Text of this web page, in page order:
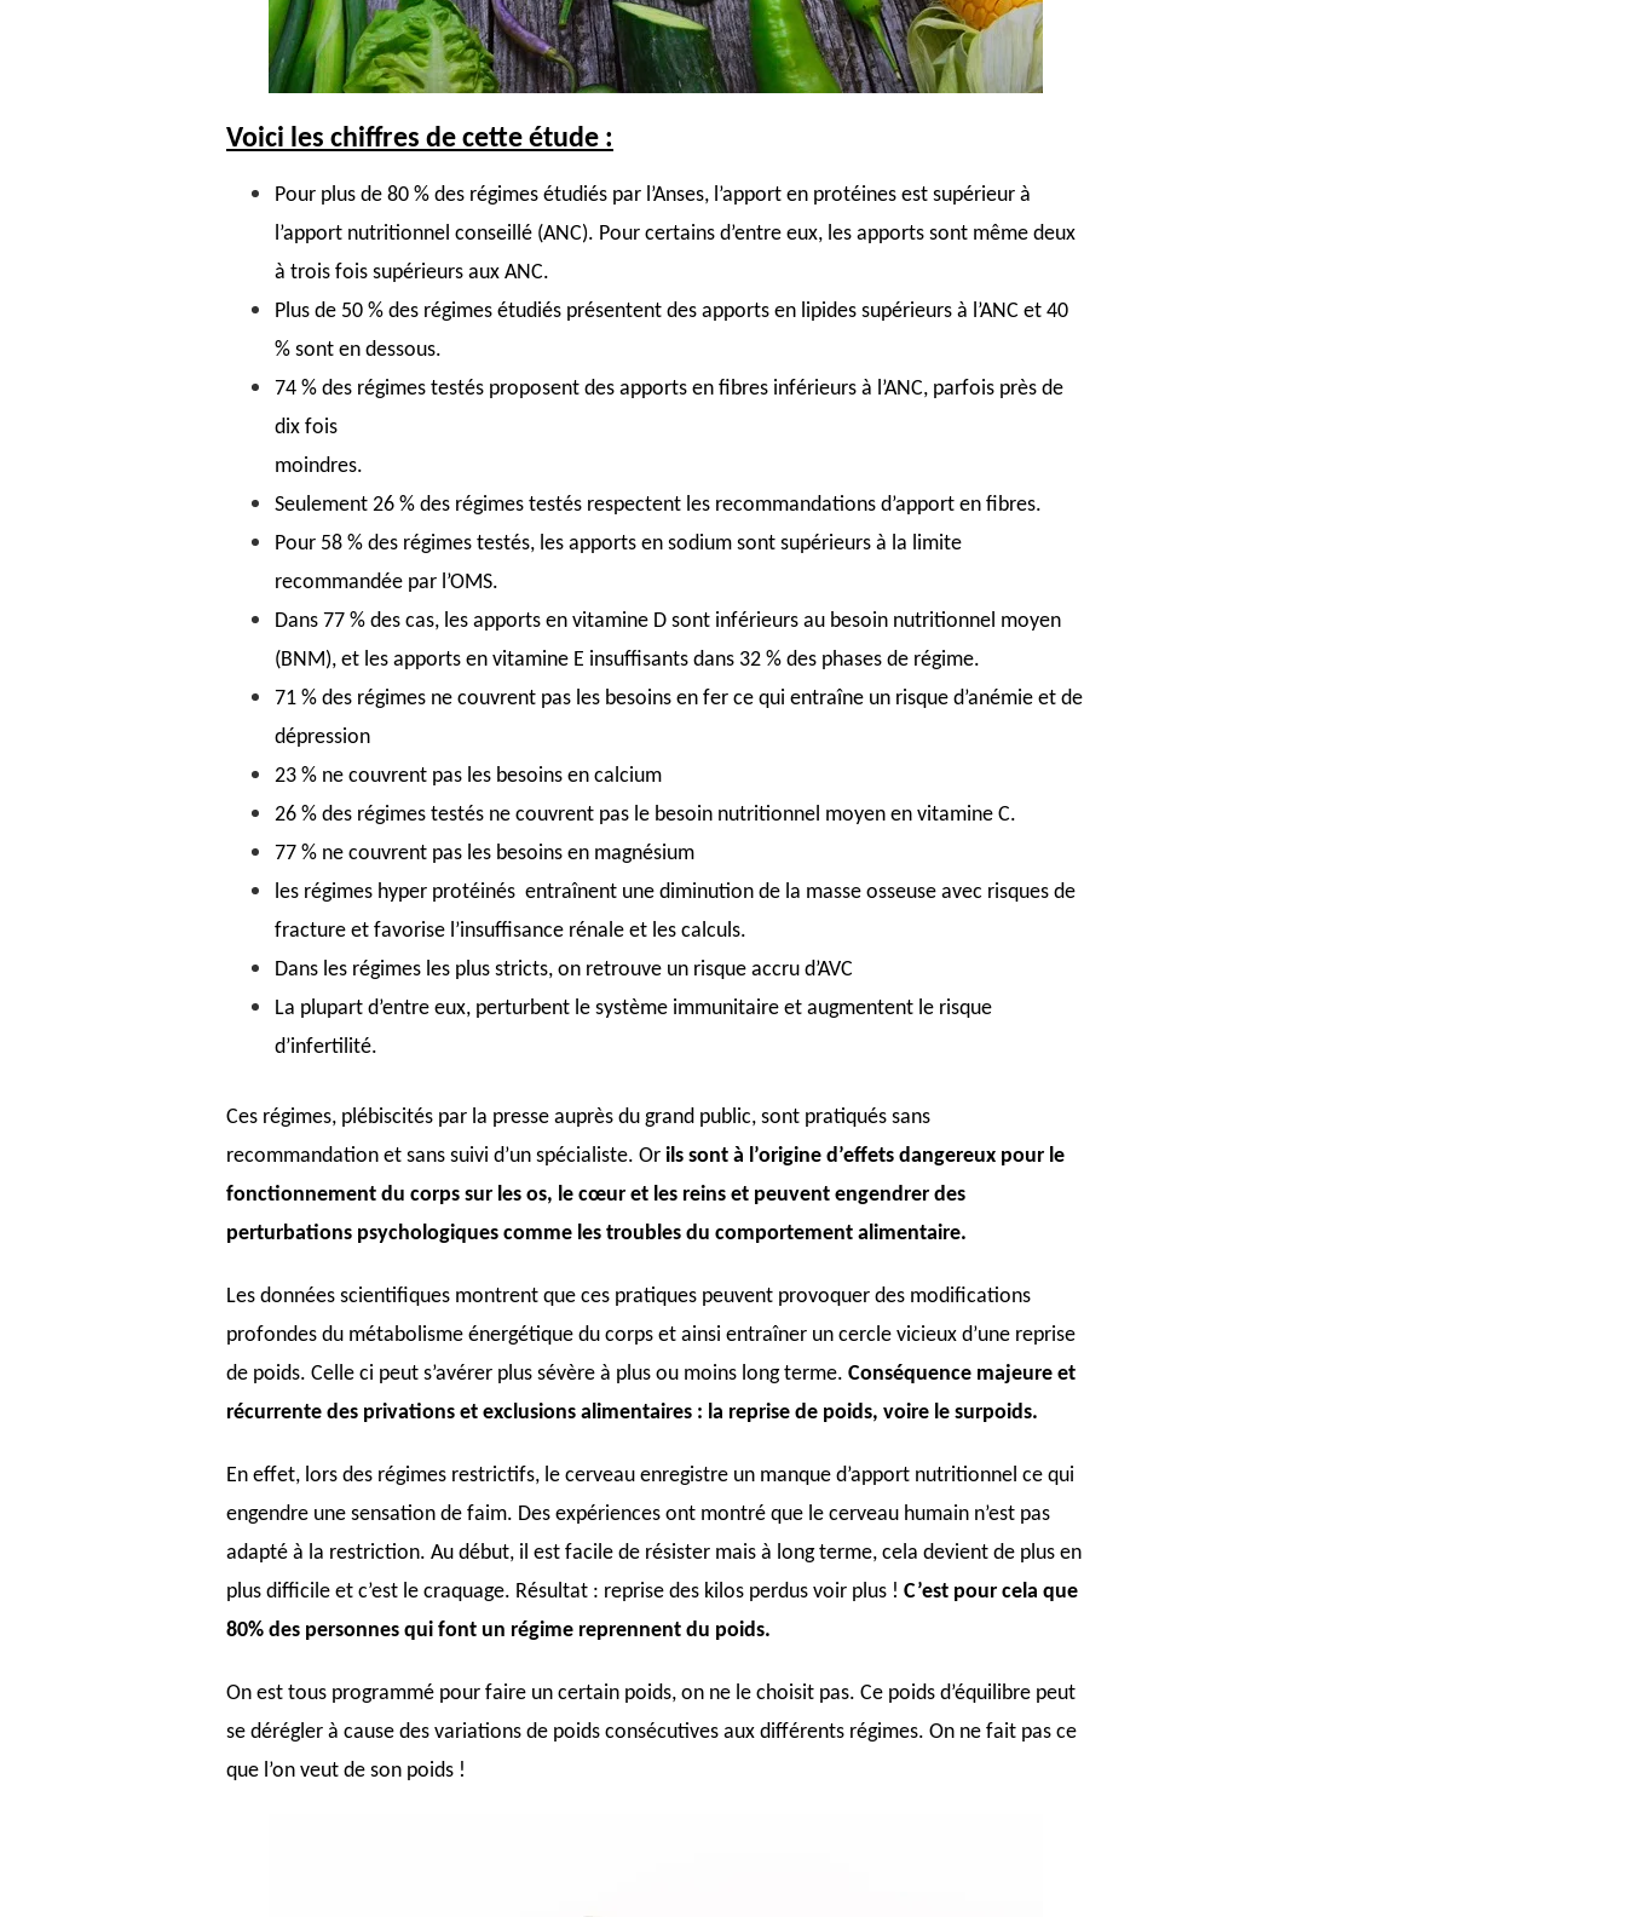
Voici les chiffres de cette étude :
Pour plus de 80 % des régimes étudiés par l’Anses, l’apport en protéines est supérieur à
l’apport nutritionnel conseillé (ANC). Pour certains d’entre eux, les apports sont même deux
à trois fois supérieurs aux ANC.
Plus de 50 % des régimes étudiés présentent des apports en lipides supérieurs à l’ANC et 40
% sont en dessous.
74 % des régimes testés proposent des apports en fibres inférieurs à l’ANC, parfois près de
dix fois
moindres.
Seulement 26 % des régimes testés respectent les recommandations d’apport en fibres.
Pour 58 % des régimes testés, les apports en sodium sont supérieurs à la limite
recommandée par l’OMS.
Dans 77 % des cas, les apports en vitamine D sont inférieurs au besoin nutritionnel moyen
(BNM), et les apports en vitamine E insuffisants dans 32 % des phases de régime.
71 % des régimes ne couvrent pas les besoins en fer ce qui entraîne un risque d’anémie et de
dépression
23 % ne couvrent pas les besoins en calcium
26 % des régimes testés ne couvrent pas le besoin nutritionnel moyen en vitamine C.
77 % ne couvrent pas les besoins en magnésium
les régimes hyper protéinés entraînent une diminution de la masse osseuse avec risques de
fracture et favorise l’insuffisance rénale et les calculs.
Dans les régimes les plus stricts, on retrouve un risque accru d’AVC
La plupart d’entre eux, perturbent le système immunitaire et augmentent le risque
d’infertilité.
Ces régimes, plébiscités par la presse auprès du grand public, sont pratiqués sans
recommandation et sans suivi d’un spécialiste. Or ils sont à l’origine d’effets dangereux pour le
fonctionnement du corps sur les os, le cœur et les reins et peuvent engendrer des
perturbations psychologiques comme les troubles du comportement alimentaire.
Les données scientifiques montrent que ces pratiques peuvent provoquer des modifications
profondes du métabolisme énergétique du corps et ainsi entraîner un cercle vicieux d’une reprise
de poids. Celle ci peut s’avérer plus sévère à plus ou moins long terme. Conséquence majeure et
récurrente des privations et exclusions alimentaires : la reprise de poids, voire le surpoids.
En effet, lors des régimes restrictifs, le cerveau enregistre un manque d’apport nutritionnel ce qui
engendre une sensation de faim. Des expériences ont montré que le cerveau humain n’est pas
adapté à la restriction. Au début, il est facile de résister mais à long terme, cela devient de plus en
plus difficile et c’est le craquage. Résultat : reprise des kilos perdus voir plus ! C’est pour cela que
80% des personnes qui font un régime reprennent du poids.
On est tous programmé pour faire un certain poids, on ne le choisit pas. Ce poids d’équilibre peut
se dérégler à cause des variations de poids consécutives aux différents régimes. On ne fait pas ce
que l’on veut de son poids !